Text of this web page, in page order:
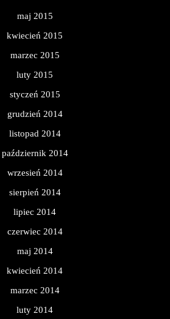
maj 2015
kwiecień 2015
marzec 2015
luty 2015
styczeń 2015
grudzień 2014
listopad 2014
październik 2014
wrzesień 2014
sierpień 2014
lipiec 2014
czerwiec 2014
maj 2014
kwiecień 2014
marzec 2014
luty 2014